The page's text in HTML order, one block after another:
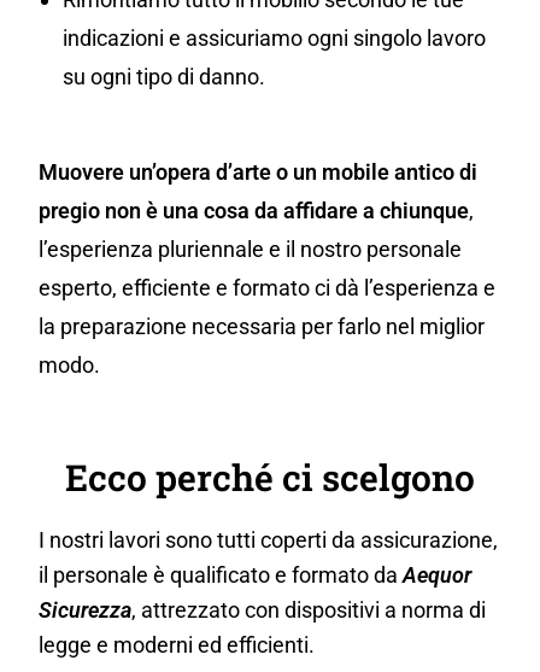
indicazioni e assicuriamo ogni singolo lavoro
su ogni tipo di danno.
Muovere un’opera d’arte o un mobile antico di
pregio non è una cosa da affidare a chiunque,
l’esperienza pluriennale e il nostro personale
esperto, efficiente e formato ci dà l’esperienza e
la preparazione necessaria per farlo nel miglior
modo.
Ecco perché ci scelgono
I nostri lavori sono tutti coperti da assicurazione,
il personale è qualificato e formato daAequor
Sicurezza, attrezzato con dispositivi a norma di
legge e moderni ed efficienti.